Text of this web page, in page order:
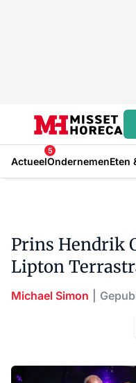
Actueel
5
OndernemenEten
Prins Hendrik
Lipton
Michael Simon